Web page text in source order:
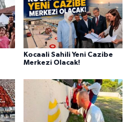
Kocaali Sahili Yeni Cazibe
Merkezi Olacak!